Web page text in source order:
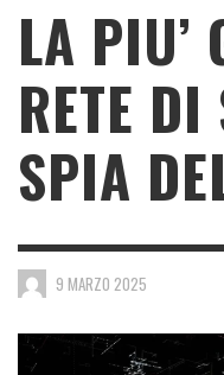
LA PIU’
RETE
SPIA
9 MARZO 2025